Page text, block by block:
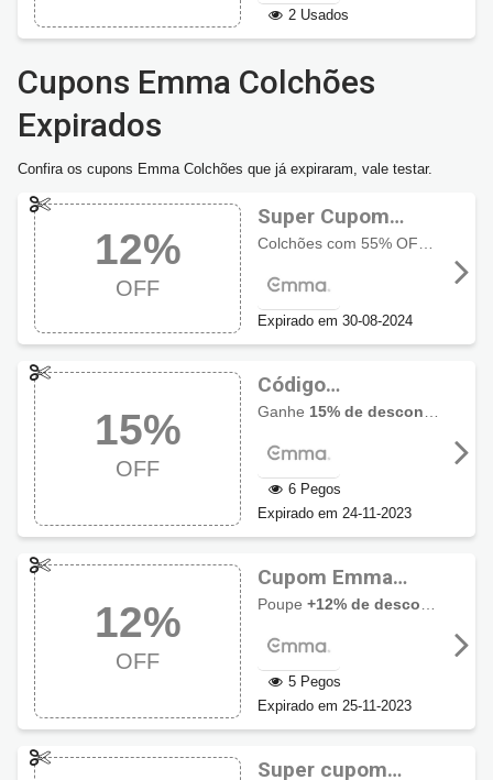
2 Usados
Cupons Emma Colchões
Expirados
Confira os cupons Emma Colchões que já expiraram, vale testar.
12%
OFF
Super Cupom
Emma Colchões
Expirado em 30-08-2024
15%
OFF
Código
promocional
com 15% OFF
Ganhe 15% de desconto no Colchão Emma Duo Comfort
6 Pegos
Expirado em 24-11-2023
12%
OFF
Cupom Emma
Colchões com +
Poupe+12% de desconto no Colchão Emma Original
5 Pegos
Expirado em 25-11-2023
Super cupom